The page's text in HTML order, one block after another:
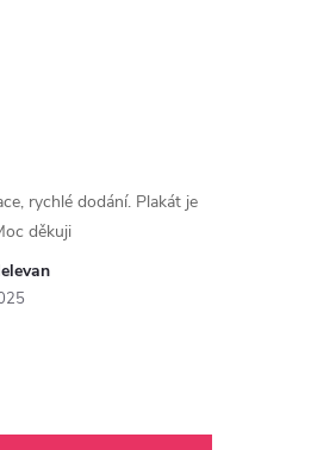
rychlé dodání. Plakát je
děkuji